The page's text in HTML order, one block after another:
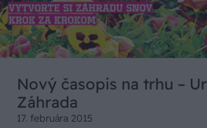
Nový časopis na trhu –
Záhrada
17. februára 2015